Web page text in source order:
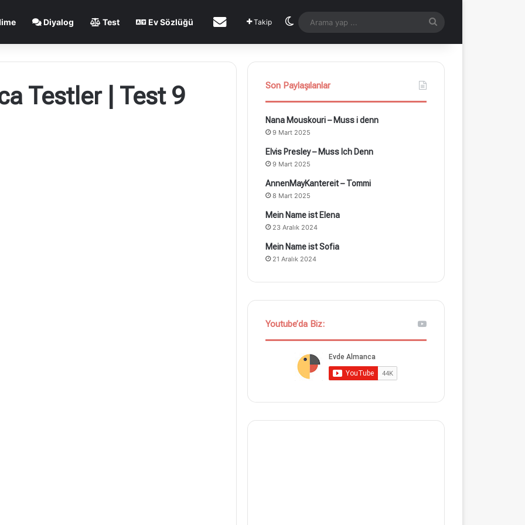
Diyalog Test Ev Sözlüğü İletişimTakip Dış görünümü değiştir
yap
...
Testler | Test 9 Son Paylaşılanlar
Nana Mouskouri – Muss i denn
9 Mart 2025
Elvis Presley – Muss Ich Denn
9 Mart 2025
AnnenMayKantereit – Tommi
8 Mart 2025
Mein Name ist Elena
23 Aralık 2024
Mein Name ist Sofia
21 Aralık 2024
Youtube’da Biz: